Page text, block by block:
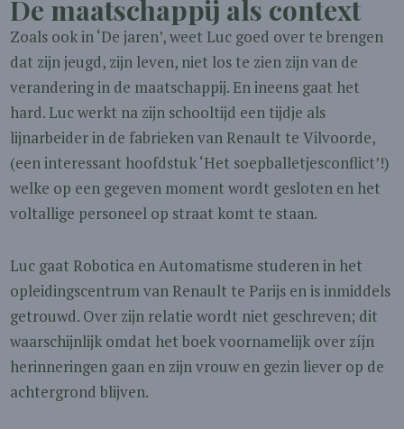
De maatschappij als context
Zoals ook in ‘De jaren’, weet Luc goed over te brengen
dat zijn jeugd, zijn leven, niet los te zien zijn van de
verandering in de maatschappij. En ineens gaat het
hard. Luc werkt na zijn schooltijd een tijdje als
lijnarbeider in de fabrieken van Renault te Vilvoorde,
(een interessant hoofdstuk ‘Het soepballetjesconflict’!)
welke op een gegeven moment wordt gesloten en het
voltallige personeel op straat komt te staan.
Luc gaat Robotica en Automatisme studeren in het
opleidingscentrum van Renault te Parijs en is inmiddels
getrouwd. Over zijn relatie wordt niet geschreven; dit
waarschijnlijk omdat het boek voornamelijk over zíjn
herinneringen gaan en zijn vrouw en gezin liever op de
achtergrond blijven.